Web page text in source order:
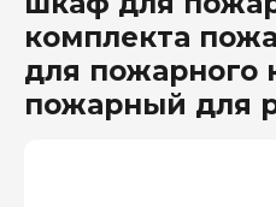
комплекта
для пожарного
пожарный для